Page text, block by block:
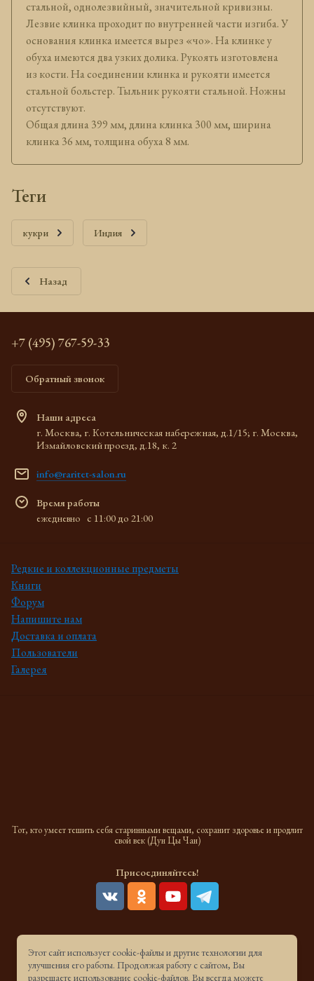
стальной, однолезвийный, значительной кривизны.
Лезвие клинка проходит по внутренней части изгиба. У
основания клинка имеется вырез «чо». На клинке у
обуха имеются два узких долика. Рукоять изготовлена
из кости. На соединении клинка и рукояти имеется
стальной больстер. Тыльник рукояти стальной. Ножны
отсутствуют.
Общая длина 399 мм, длина клинка 300 мм, ширина
клинка 36 мм, толщина обуха 8 мм.
теги
кукри Индия
Назад
+7 (495) 767-59-33
Обратный звонок
Наши адреса
г. Москва, г. Котельническая набережная, д.1/15; г. Москва,
Измайловский проезд, д.18, к. 2
info@raritet-salon.ru
Время работы
ежедневно c 11:00 до 21:00
Редкие и коллекционные предметы
Книги
Форум
Напишите нам
Доставка и оплата
Пользователи
Галерея
Тот, кто умеет тешить себя старинными вещами, сохранит здоровье и продлит
свой век (Дун Цы Чан)
Присоединяйтесь!
Этот сайт использует cookie-файлы и другие технологии для
улучшения его работы. Продолжая работу с сайтом, Вы
разрешаете использование cookie-файлов. Вы всегда можете